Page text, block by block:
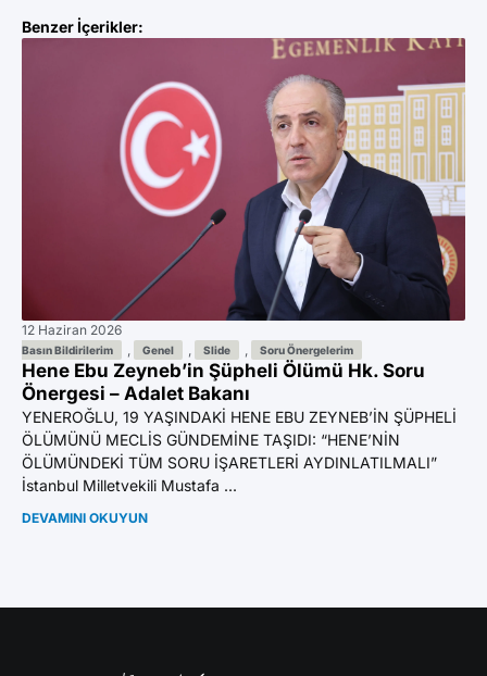
Benzer İçerikler:
12 Haziran 2026
Basın Bildirilerim Genel Slide Soru Önergelerim
Hene Ebu Zeyneb’in Şüpheli Ölümü Hk. Soru
Önergesi – Adalet Bakanı
YENEROĞLU, 19 YAŞINDAKİ HENE EBU ZEYNEB’İN ŞÜPHELİ
ÖLÜMÜNÜ MECLİS GÜNDEMİNE TAŞIDI: “HENE’NİN
ÖLÜMÜNDEKİ TÜM SORU İŞARETLERİ AYDINLATILMALI”
İstanbul Milletvekili Mustafa ...
DEVAMINI OKUYUN